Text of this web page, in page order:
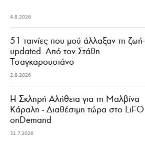
4.8.2026
51 ταινίες που μού άλλαξαν τη ζωή-
updated. Aπό τον Στάθη
Τσαγκαρουσιάνο
2.8.2026
Η Σκληρή Αλήθεια για τη Μαλβίνα
Κάραλη - Διαθέσιμη τώρα στo LiFO
onDemand
31.7.2026